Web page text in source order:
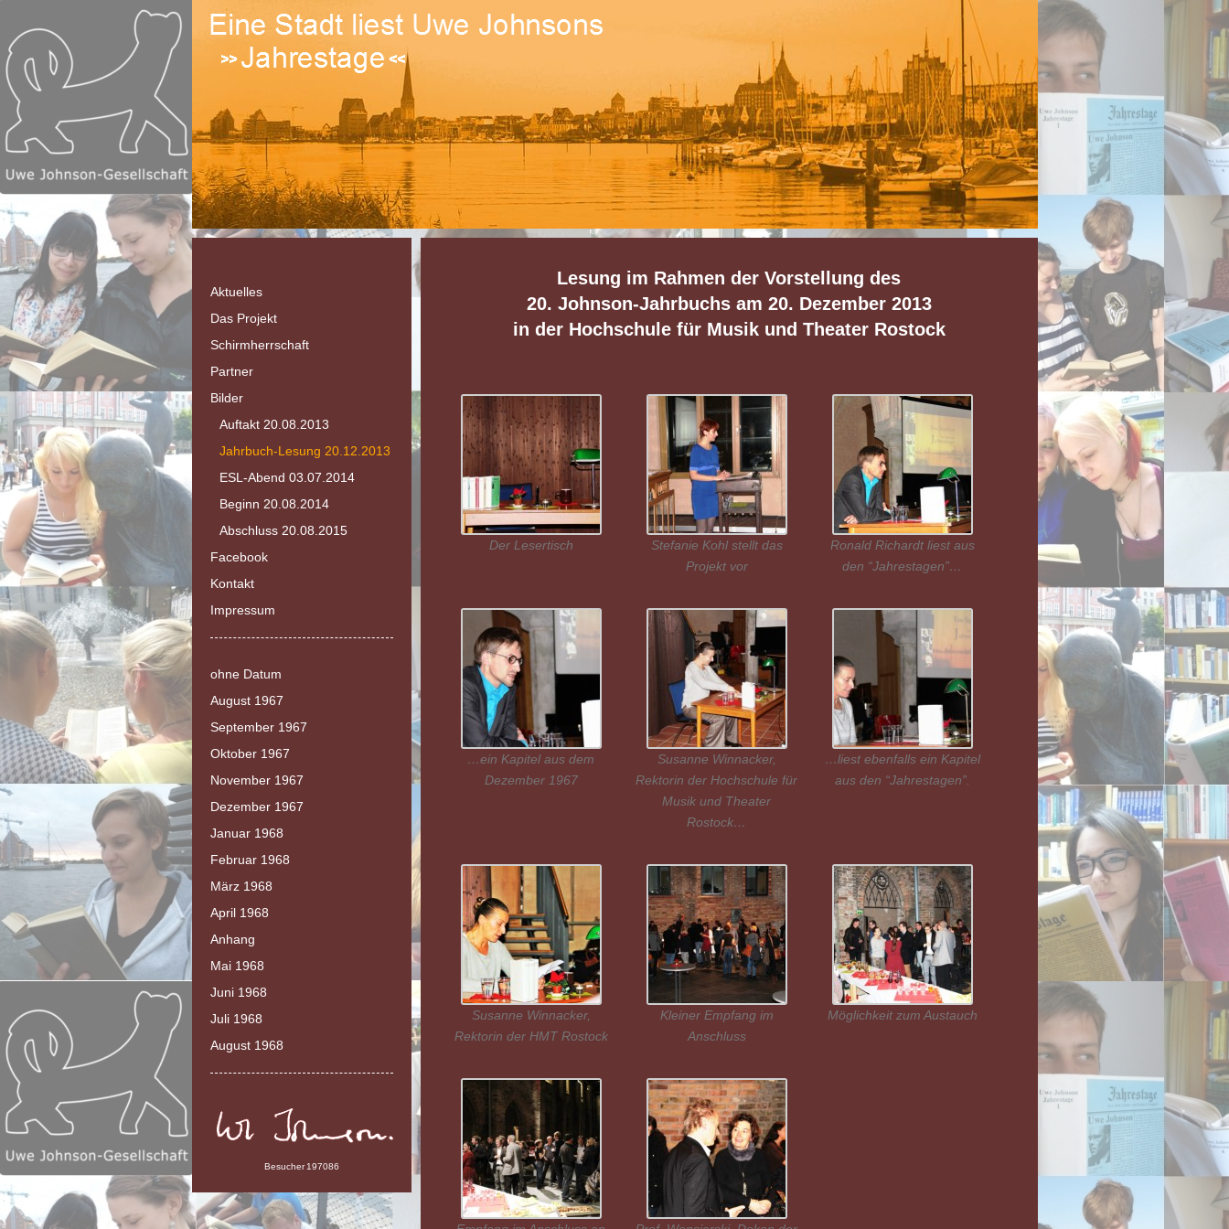
Lesung im Rahmen der Vorstellung des
20. Johnson-Jahrbuchs am 20. Dezember 2013
in der Hochschule für Musik und Theater Rostock
Der Lesertisch
Stefanie Kohl stellt das
Projekt vor
Ronald Richardt liest aus
den “Jahrestagen”…
…ein Kapitel aus dem
Dezember 1967
Susanne Winnacker,
Rektorin der Hochschule für
Musik und Theater
Rostock…
…liest ebenfalls ein Kapitel
aus den “Jahrestagen”.
Susanne Winnacker,
Rektorin der HMT Rostock
Kleiner Empfang im
Anschluss
Möglichkeit zum Austauch
Aktuelles
Das Projekt
Schirmherrschaft
Partner
Bilder
Auftakt 20.08.2013
Jahrbuch-Lesung 20.12.2013
ESL-Abend 03.07.2014
Beginn 20.08.2014
Abschluss 20.08.2015
Facebook
Kontakt
Impressum
ohne Datum
August 1967
September 1967
Oktober 1967
November 1967
Dezember 1967
Januar 1968
Februar 1968
März 1968
April 1968
Anhang
Mai 1968
Juni 1968
Juli 1968
August 1968
Besucher 197086